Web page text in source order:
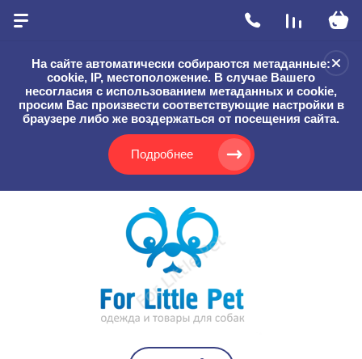
На сайте автоматически собираются метаданные:
cookie, IP, местоположение. В случае Вашего
несогласия с использованием метаданных и cookie,
просим Вас произвести соответствующие настройки в
браузере либо же воздержаться от посещения сайта.
Подробнее